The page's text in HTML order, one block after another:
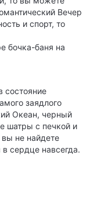
Вечер
и спорт, то
бочка-баня на
состояние
заядлого
Океан, черный
шатры с печкой и
вы не найдете
сердце навсегда.